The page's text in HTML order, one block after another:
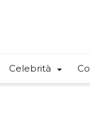
Celebrità